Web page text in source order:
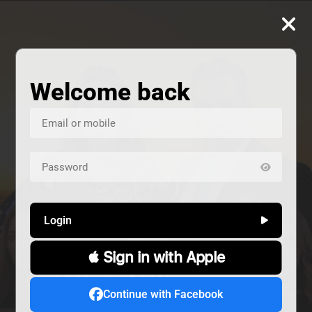
Welcome back
Login
 Sign in with Apple
Continue with Facebook
هند خانم
المشردون
ALIVE